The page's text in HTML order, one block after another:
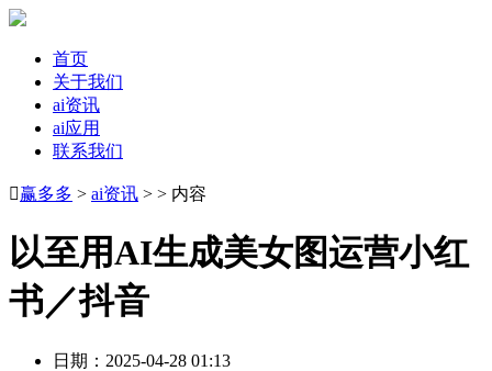
首页
关于我们
ai资讯
ai应用
联系我们
赢多多 > ai资讯 > > 内容
以至用AI生成美女图运营小红
书／抖音
日期：2025-04-28 01:13